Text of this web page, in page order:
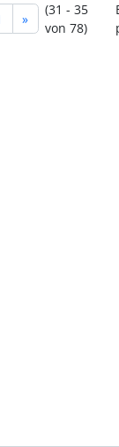
»
(31 - 35
von 78)